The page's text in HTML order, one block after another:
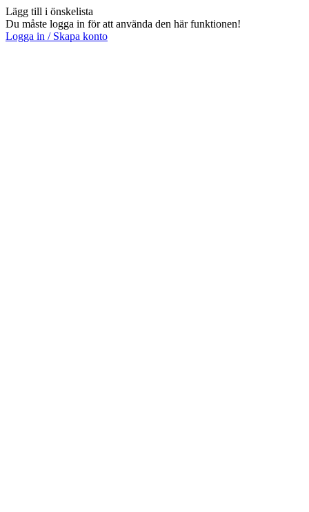
Lägg till i önskelista
Du måste logga in för att använda den här funktionen!
Logga in / Skapa konto